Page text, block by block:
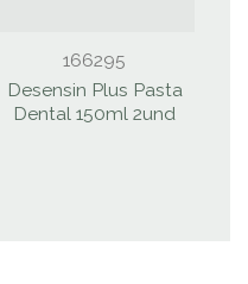
166295
Desensin Plus Pasta
Dental 150ml 2und